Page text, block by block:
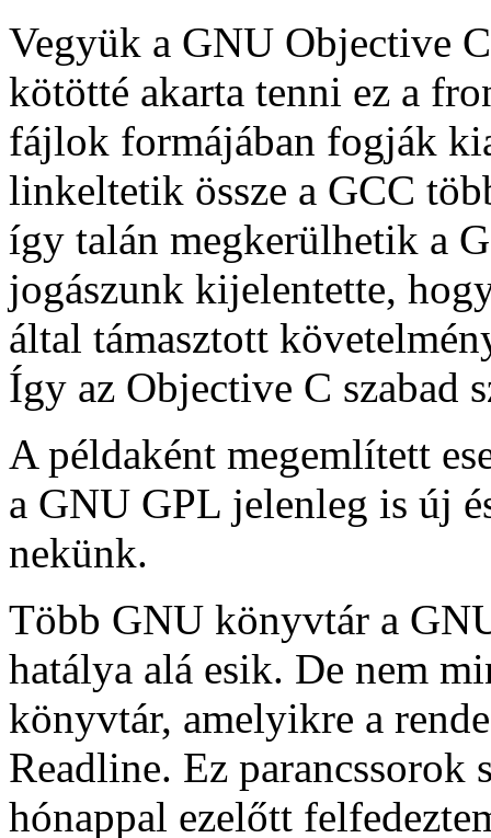
Vegyük a GNU Objective
kötötté akarta tenni ez a
fájlok formájában fogják
linkeltetik össze a GCC
így talán megkerülhetik a
jogászunk kijelentette,
által támasztott
Így az Objective C szabad
A példaként megemlített
a GNU GPL jelenleg is új
nekünk.
Több GNU könyvtár a
hatálya alá esik. De nem
könyvtár, amelyikre a
Readline. Ez parancssorok
hónappal ezelőtt